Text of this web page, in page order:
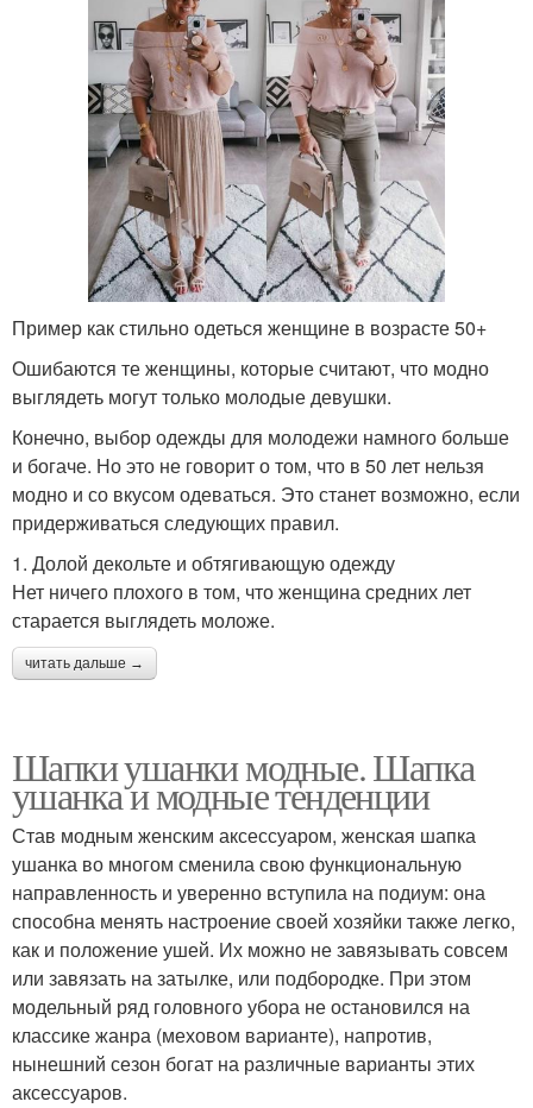
Пример как стильно одеться женщине в возрасте 50+
Ошибаются те женщины, которые считают, что модно
выглядеть могут только молодые девушки.
Конечно, выбор одежды для молодежи намного больше
и богаче. Но это не говорит о том, что в 50 лет нельзя
модно и со вкусом одеваться. Это станет возможно, если
придерживаться следующих правил.
1. Долой декольте и обтягивающую одежду
Нет ничего плохого в том, что женщина средних лет
старается выглядеть моложе.
читать дальше →
Шапки ушанки модные. Шапка
ушанка и модные тенденции
Став модным женским аксессуаром, женская шапка
ушанка во многом сменила свою функциональную
направленность и уверенно вступила на подиум: она
способна менять настроение своей хозяйки также легко,
как и положение ушей. Их можно не завязывать совсем
или завязать на затылке, или подбородке. При этом
модельный ряд головного убора не остановился на
классике жанра (меховом варианте), напротив,
нынешний сезон богат на различные варианты этих
аксессуаров.